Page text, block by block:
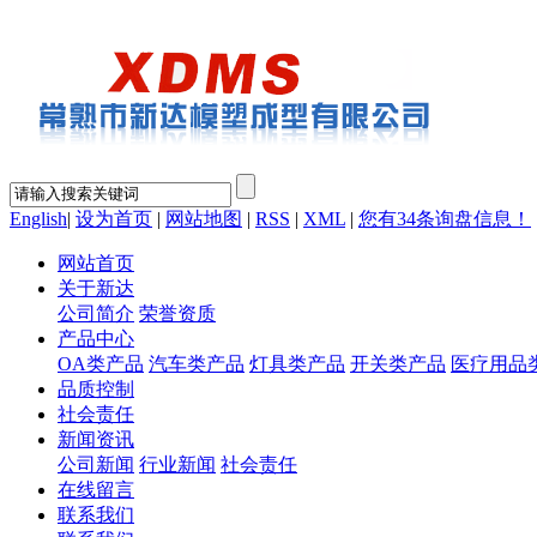
English| 设为首页 | 网站地图 | RSS | XML | 您有34条询盘信息！
网站首页
关于新达
公司简介 荣誉资质
产品中心
OA类产品 汽车类产品 灯具类产品 开关类产品 医疗用品
品质控制
社会责任
新闻资讯
公司新闻 行业新闻 社会责任
在线留言
联系我们